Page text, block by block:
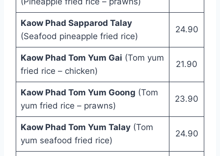
Kaow Phad Sapparod Talay
(Seafood pineapple fried rice)
24.90
Kaow Phad Tom Yum Gai (Tom yum
fried rice – chicken)
21.90
Kaow Phad Tom Yum Goong (Tom
yum fried rice – prawns)
23.90
Kaow Phad Tom Yum Talay(Tom
yum seafood fried rice)
24.90